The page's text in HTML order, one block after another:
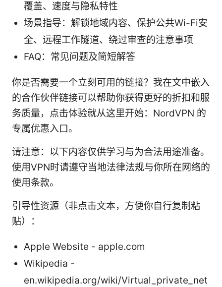
覆盖、速度与隐私特性
场景指导：解锁地域内容、保护公共Wi-Fi安
全、远程工作隧道、绕过审查的注意事项
FAQ：常见问题及简短解答
你是否需要一个立刻可用的链接？我在文中嵌入
的合作伙伴链接可以帮助你获得更好的折扣和服
务质量，点击体验就从这里开始：NordVPN 的
专属优惠入口。
请注意：以下内容仅供学习与为合法用途准备。
使用VPN时请遵守当地法律法规与你所在网络的
使用条款。
引导性资源（非点击文本，方便你自行复制粘
贴）：
Apple Website - apple.com
Wikipedia -
en.wikipedia.org/wiki/Virtual_private_net